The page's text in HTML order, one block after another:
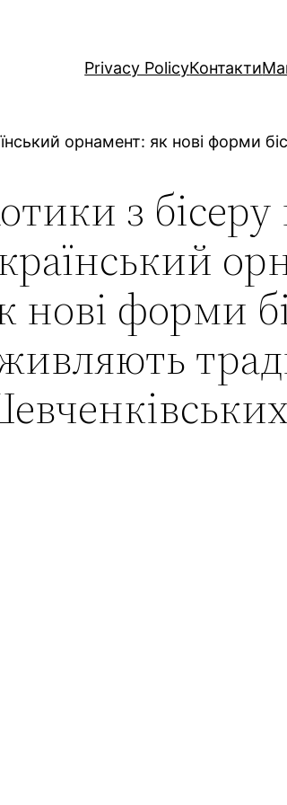
Privacy PolicyКонтакти
орнамент: як нові форми
з бісеру
нові форми